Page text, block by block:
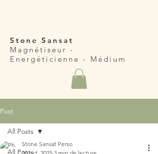
Stone Sansat
Magnétiseur -
Energéticienne - Médium
Post
All Posts
All Posts
Stone Sansat Perso